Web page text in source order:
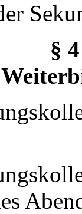
§